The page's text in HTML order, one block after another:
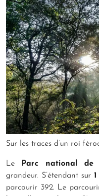
Sur les traces d’un roi
Le Parc national de
grandeur. S’étendant sur
parcourir 392. Le